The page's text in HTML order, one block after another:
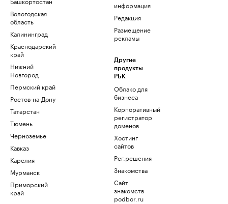
Вологодская
область
Калининград
Краснодарский
край
Нижний
Новгород
Пермский край
Ростов-на-Дону
Татарстан
Тюмень
Черноземье
Кавказ
Карелия
Мурманск
Приморский
край
информация
Редакция
Размещение
рекламы
Другие
продукты
РБК
Облако для
бизнеса
Корпоративный
регистратор
доменов
Хостинг
сайтов
Рег.решения
Знакомства
Сайт
знакомств
podbor.ru